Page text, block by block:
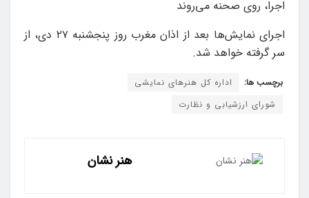
اجرا، روی صحنه می‌روند
اجرای نمایش‌ها بعد از اذان مغرب روز پنجشنبه ٢٧ دی‌، از
سر گرفته خواهد شد.
برچسب ها:
اداره کل هنرهای نمایشی
شورای ارزشیابی و نظارت
هنر نشان